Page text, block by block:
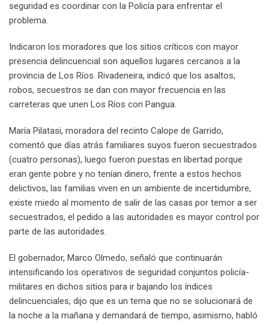
seguridad es coordinar con la Policía para enfrentar el
problema.
Indicaron los moradores que los sitios críticos con mayor
presencia delincuencial son aquellos lugares cercanos a la
provincia de Los Ríos. Rivadeneira, indicó que los asaltos,
robos, secuestros se dan con mayor frecuencia en las
carreteras que unen Los Ríos con Pangua.
María Pilatasi, moradora del recinto Calope de Garrido,
comentó que días atrás familiares suyos fueron secuestrados
(cuatro personas), luego fueron puestas en libertad porque
eran gente pobre y no tenían dinero, frente a estos hechos
delictivos, las familias viven en un ambiente de incertidumbre,
existe miedo al momento de salir de las casas por temor a ser
secuestrados, el pedido a las autoridades es mayor control por
parte de las autoridades.
El gobernador, Marco Olmedo, señaló que continuarán
intensificando los operativos de seguridad conjuntos policía-
militares en dichos sitios para ir bajando los índices
delincuenciales, dijo que es un tema que no se solucionará de
la noche a la mañana y demandará de tiempo, asimismo, habló